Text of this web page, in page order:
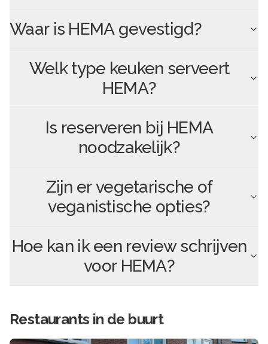
Waar is HEMAgevestigd?
Welk type keuken serveert
HEMA?
Is reserveren bij HEMA
noodzakelijk?
Zijn er vegetarische of
veganistische opties?
Hoe kan ik een review schrijven
voor HEMA?
Restaurants in de buurt